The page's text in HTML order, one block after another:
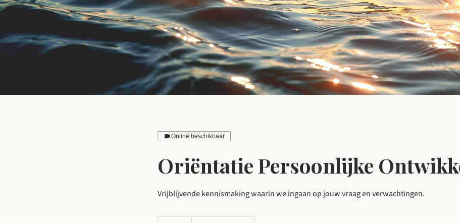
Online beschikbaar
Oriëntatie Persoonlijke
Vrijblijvende kennismaking waarin we ingaan op jouw vraag en verwachtingen.